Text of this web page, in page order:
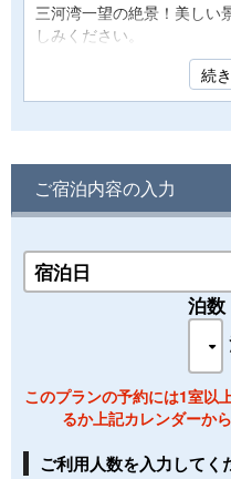
三河湾一望の絶景！美しい
しみください。
和室１０畳 トイレ有り
・お一人様タオル１枚、バ
◆2022年4月より『プラス
律が施行されます◆
お部屋のアメニティはタオ
ご不明な点は、お問い合わ
※お部屋のご指定は別途有
（状況によりご希望に添
続
ご宿泊内容の入力
宿泊日
泊数
このプランの予約には1室以
るか上記カレンダーか
ご利用人数を入力してく